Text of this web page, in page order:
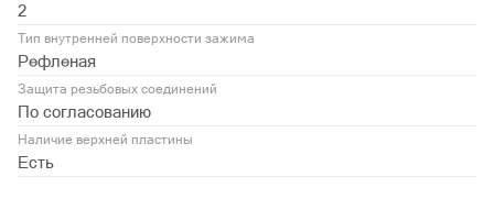
2
Тип внутренней поверхности зажима
Рефленая
Защита резьбовых соединений
По согласованию
Наличие верхней пластины
Есть